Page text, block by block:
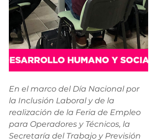
En el marco del Día Nacional por
la Inclusión Laboral y de la
realización de la Feria de Empleo
para Operadores y Técnicos, la
Secretaría del Trabajo y Previsión